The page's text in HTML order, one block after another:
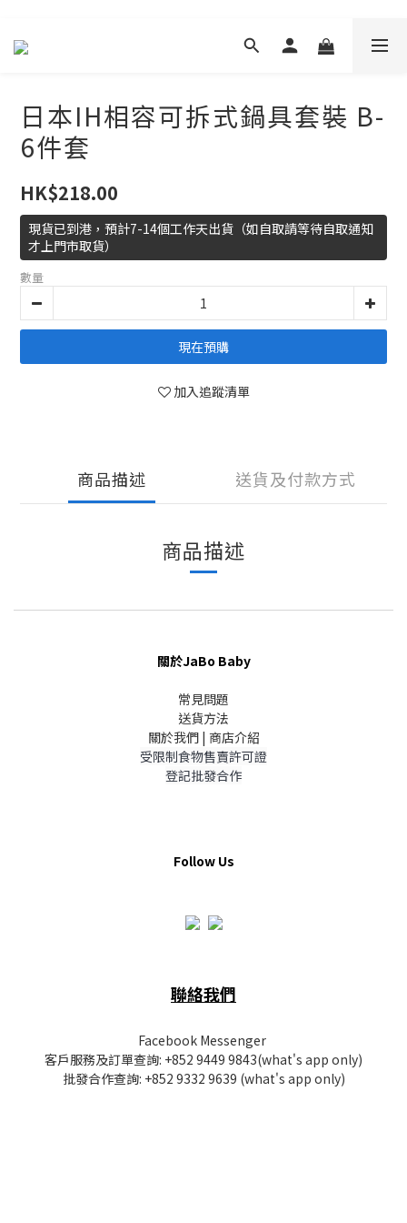
日本IH相容可拆式鍋具套裝 B-
6件套
HK$218.00
現貨已到港，預計7-14個工作天出貨（如自取請等待自取通知
才上門市取貨）
數量
現在預購
加入追蹤清單
商品描述 送貨及付款方式
商品描述
關於JaBo Baby
常見問題
送貨方法
關於我們 | 商店介紹
受限制食物售賣許可證
登記批發合作
Follow Us
聯絡我們
Facebook Messenger
客戶服務及訂單查詢: +852 9449 9843(what's app only)
批發合作查詢: +852 9332 9639 (what's app only)